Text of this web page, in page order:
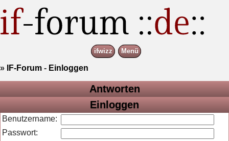
ifwizz Menü
» IF-Forum - Einloggen
Antworten
Einloggen
Benutzername:
Passwort: